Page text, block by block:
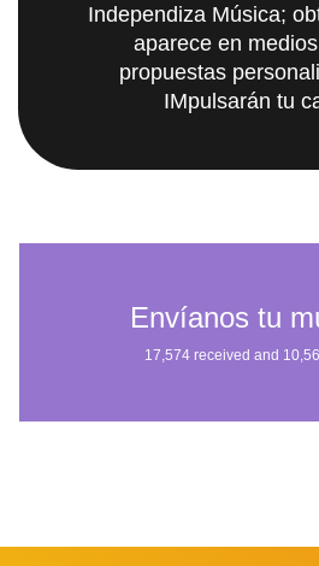
Independiza Música;
aparece en
propuestas
IMpulsarán tu